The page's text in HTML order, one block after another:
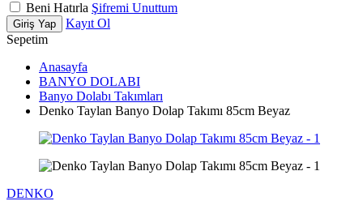
Beni Hatırla Şifremi Unuttum
Giriş Yap
Kayıt Ol
Sepetim
Anasayfa
BANYO DOLABI
Banyo Dolabı Takımları
Denko Taylan Banyo Dolap Takımı 85cm Beyaz
DENKO